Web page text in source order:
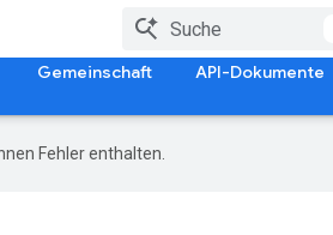
Gemeinschaft API-Dokumente
Fehler enthalten.